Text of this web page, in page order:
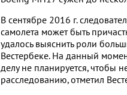
В сентябре 2016 г.
самолета может быть
удалось выяснить роли
Вестербеке. На данный
делу не планируется, чтобы
расследованию, отметил